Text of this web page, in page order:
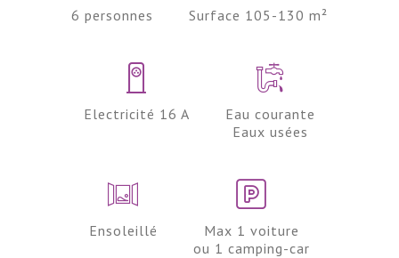
6 personnes Surface 105-130 m²
Electricité 16 A
Eau courante
Eaux usées
Ensoleillé
Max 1 voiture
ou 1 camping-car